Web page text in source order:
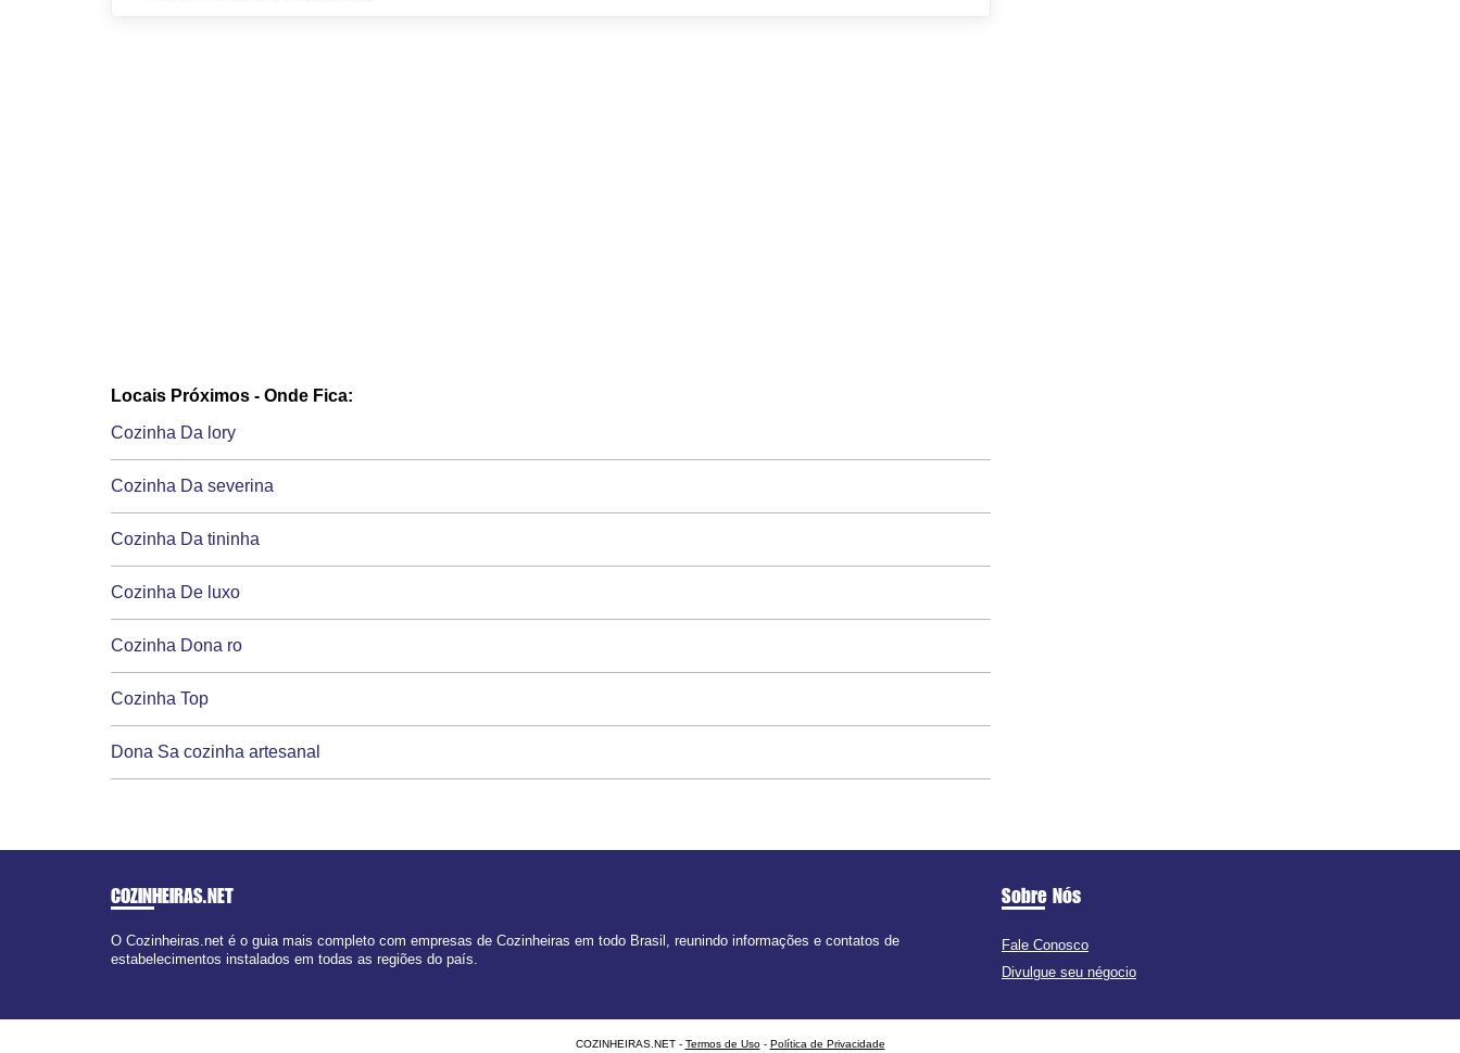
Locais Próximos - Onde Fica:
Cozinha Da lory
Cozinha Da severina
Cozinha Da tininha
Cozinha De luxo
Cozinha Dona ro
Cozinha Top
Dona Sa cozinha artesanal
COZINHEIRAS.NET
O Cozinheiras.net é o guia mais completo com empresas de Cozinheiras em todo Brasil, reunindo informações e contatos de
estabelecimentos instalados em todas as regiões do país.
Sobre Nós
Fale Conosco
Divulgue seu négocio
COZINHEIRAS.NET - Termos de Uso- Política de Privacidade